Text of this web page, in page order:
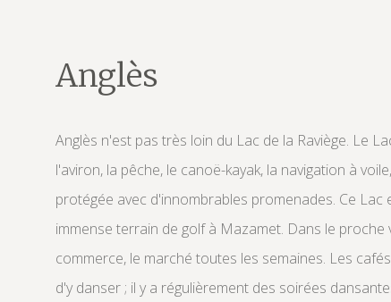
Anglès
Anglès n'est pas très loin du Lac de la Raviège. Le
l'aviron, la pêche, le canoë-kayak, la navigation à
protégée avec d'innombrables promenades. Ce Lac
immense terrain de golf à Mazamet. Dans le
commerce, le marché toutes les semaines. Les
d'y danser ; il y a régulièrement des soirées